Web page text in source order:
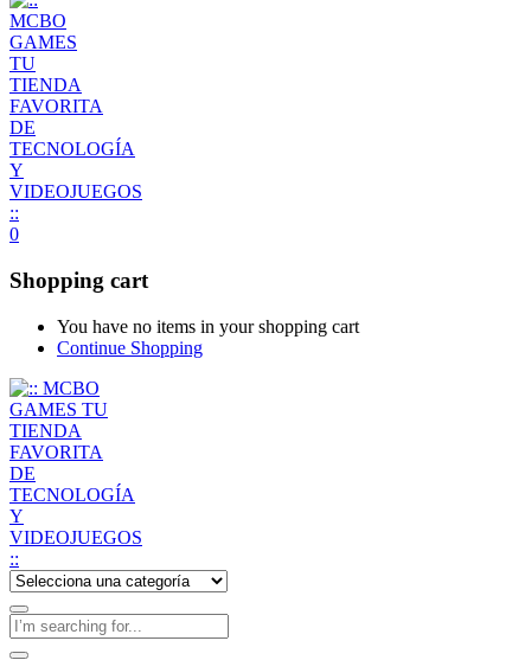
0
Shopping cart
You have no items in your shopping cart
Continue Shopping